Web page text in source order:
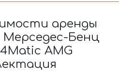
аренды
Бенц
AMG